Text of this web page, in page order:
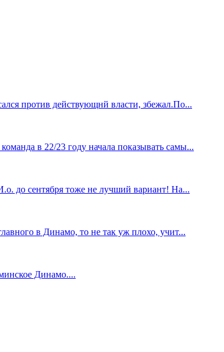
против действующнй власти, збежал.По...
в 22/23 году начала показывать самы...
до сентября тоже не лучший вариант! На...
в Динамо, то не так уж плохо, учит...
Динамо....